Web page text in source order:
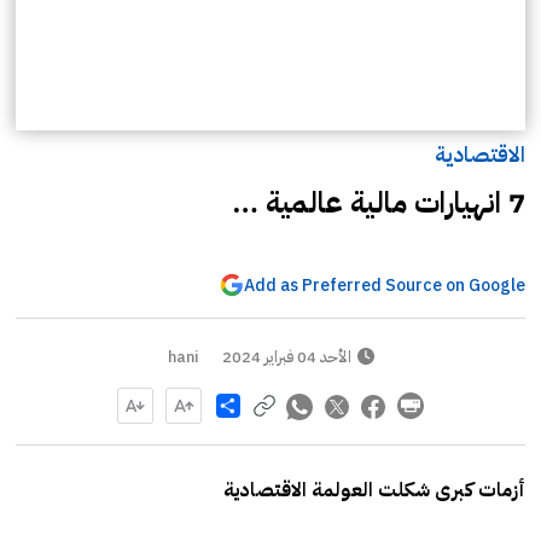
الاقتصادية
7 انهيارات مالية عالمية …
Add as Preferred Source on Google
الأحد 04 فبراير 2024 hani
Share
أزمات كبرى شكلت العولمة الاقتصادية